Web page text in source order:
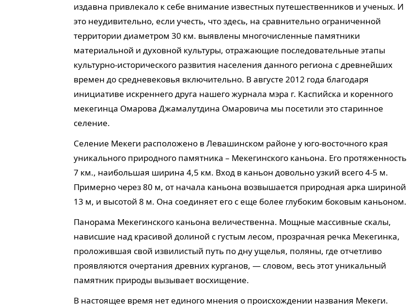
издавна привлекало к себе внимание известных путешественников и ученых. И
это неудивительно, если учесть, что здесь, на сравнительно ограниченной
территории диаметром 30 км. выявлены многочисленные памятники
материальной и духовной культуры, отражающие последовательные этапы
культурно-исторического развития населения данного региона с древнейших
времен до средневековья включительно. В августе 2012 года благодаря
инициативе искреннего друга нашего журнала мэра г. Каспийска и коренного
мекегинца Омарова Джамалутдина Омаровича мы посетили это старинное
селение.
Селение Мекеги расположено в Левашинском районе у юго-восточного края
уникального природного памятника – Мекегинского каньона. Его протяженность
7 км., наибольшая ширина 4,5 км. Вход в каньон довольно узкий всего 4-5 м.
Примерно через 80 м, от начала каньона возвышается природная арка шириной
13 м, и высотой 8 м. Она соединяет его с еще более глубоким боковым каньоном.
Панорама Мекегинского каньона величественна. Мощные массивные скалы,
нависшие над красивой долиной с густым лесом, прозрачная речка Мекегинка,
проложившая свой извилистый путь по дну ущелья, поляны, где отчетливо
проявляются очертания древних курганов, — словом, весь этот уникальный
памятник природы вызывает восхищение.
В настоящее время нет единого мнения о происхождении названия Мекеги.